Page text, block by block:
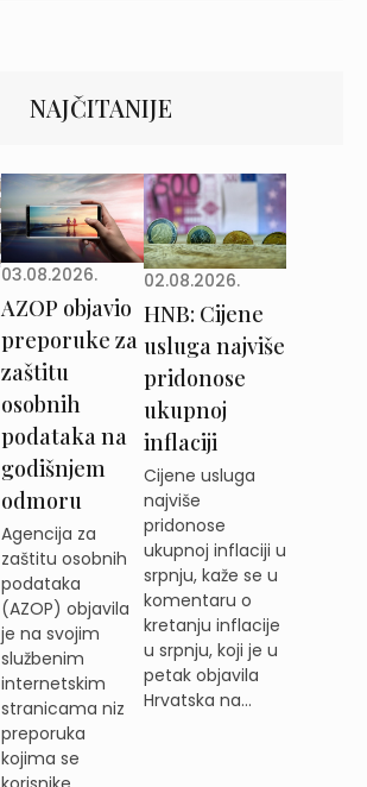
NAJČITANIJE
03.08.2026.
AZOP objavio
preporuke za
zaštitu
osobnih
podataka na
godišnjem
odmoru
Agencija za
zaštitu osobnih
podataka
(AZOP) objavila
je na svojim
službenim
internetskim
stranicama niz
preporuka
kojima se
02.08.2026.
HNB: Cijene
usluga najviše
pridonose
ukupnoj
inflaciji
Cijene usluga
najviše
pridonose
ukupnoj inflaciji u
srpnju, kaže se u
komentaru o
kretanju inflacije
u srpnju, koji je u
petak objavila
Hrvatska na...